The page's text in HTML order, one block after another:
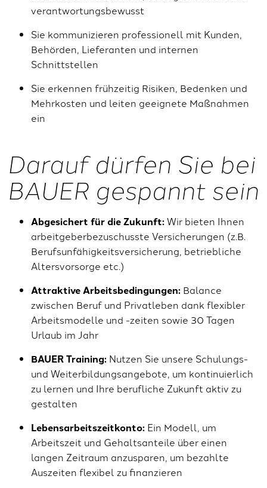
verantwortungsbewusst
Sie kommunizieren professionell mit Kunden,
Behörden, Lieferanten und internen
Schnittstellen
Sie erkennen frühzeitig Risiken, Bedenken und
Mehrkosten und leiten geeignete Maßnahmen
ein
Darauf dürfen Sie bei
BAUER gespannt sein
Abgesichert für die Zukunft:Wir bieten Ihnen
arbeitgeberbezuschusste Versicherungen (z.B.
Berufsunfähigkeitsversicherung, betriebliche
Altersvorsorge etc.)
Attraktive Arbeitsbedingungen: Balance
zwischen Beruf und Privatleben dank flexibler
Arbeitsmodelle und -zeiten sowie 30 Tagen
Urlaub im Jahr
BAUER Training: Nutzen Sie unsere Schulungs-
und Weiterbildungsangebote, um kontinuierlich
zu lernen und Ihre berufliche Zukunft aktiv zu
gestalten
Lebensarbeitszeitkonto: Ein Modell, um
Arbeitszeit und Gehaltsanteile über einen
langen Zeitraum anzusparen, um bezahlte
Auszeiten flexibel zu finanzieren